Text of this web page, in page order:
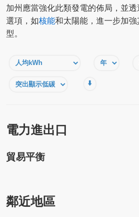
加州應當強化此類發電的佈局，並
選項，如核能和太陽能，進一步加
型。
⬇️
電力進出口
貿易平衡
鄰近地區